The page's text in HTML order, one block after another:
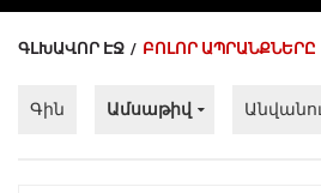
ԳԼԽԱՎՈՐ ԷՋ / ԲՈԼՈՐ ԱՊՐԱՆՔՆԵՐԸ
Գին Ամսաթիվ